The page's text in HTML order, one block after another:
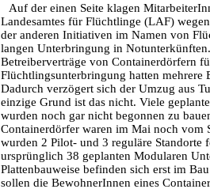
Auf der einen Seite klagen
Landesamtes für Flüchtlinge (LAF)
der anderen Initiativen im Namen von
langen Unterbringung in
Betreiberverträge von Containerdörfern
Flüchtlingsunterbringung hatten mehrere
Dadurch verzögert sich der Umzug aus
einzige Grund ist das nicht. Viele
wurden noch gar nicht begonnen zu
Containerdörfer waren im Mai noch vom
wurden 2 Pilot- und 3 reguläre Standorte
ursprünglich 38 geplanten Modularen
Plattenbauweise befinden sich erst im
sollen die BewohnerInnen eines